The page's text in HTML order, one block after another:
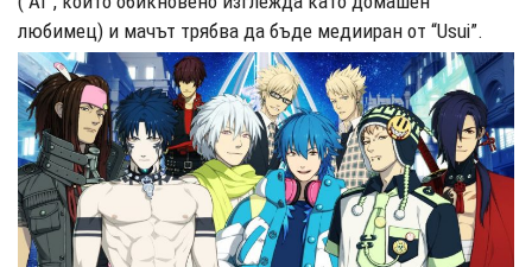
любимец) и мачът трябва да бъде медииран от “Usui”.